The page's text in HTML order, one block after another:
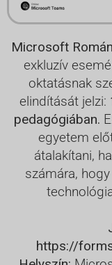
Microsoft
exkluzív
oktatásnak
elindítását jelzi:
pedagógiában.
egyetem
átalakítani,
számára,
https://